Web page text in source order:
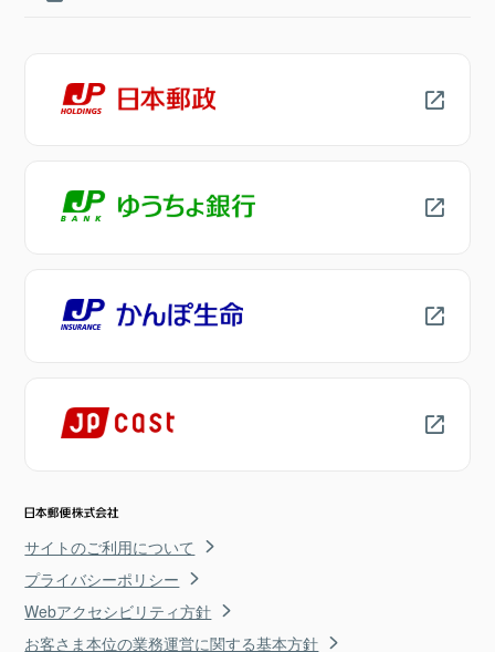
サイトのご利用について
プライバシーポリシー
Webアクセシビリティ方針
お客さま本位の業務運営に関する基本方針